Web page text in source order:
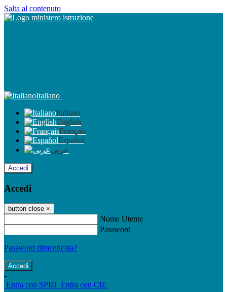
Salta al contenuto
Italiano
Italiano
English
Français
Español
عربى
Accedi
Accedi
button close ×
Nome Utente
Password
Password dimenticata?
-
Entra con SPID Entra con CIE